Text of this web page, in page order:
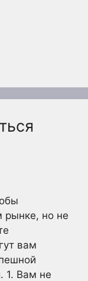
рынке, но не
вам
1. Вам не